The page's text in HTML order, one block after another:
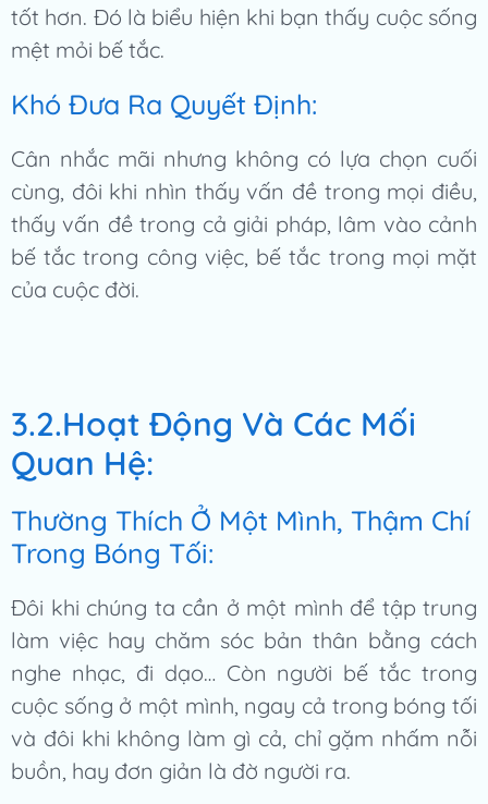
tốt hơn. Đó là biểu hiện khi bạn thấy cuộc sống
mệt mỏi bế tắc.
Khó Đưa Ra Quyết Định:
Cân nhắc mãi nhưng không có lựa chọn cuối
cùng, đôi khi nhìn thấy vấn đề trong mọi điều,
thấy vấn đề trong cả giải pháp, lâm vào cảnh
bế tắc trong công việc, bế tắc trong mọi mặt
của cuộc đời.
3.2.Hoạt Động Và Các Mối
Quan Hệ:
Thường Thích Ở Một Mình, Thậm Chí
Trong Bóng Tối:
Đôi khi chúng ta cần ở một mình để tập trung
làm việc hay chăm sóc bản thân bằng cách
nghe nhạc, đi dạo… Còn người bế tắc trong
cuộc sống ở một mình, ngay cả trong bóng tối
và đôi khi không làm gì cả, chỉ gặm nhấm nỗi
buồn, hay đơn giản là đờ người ra.